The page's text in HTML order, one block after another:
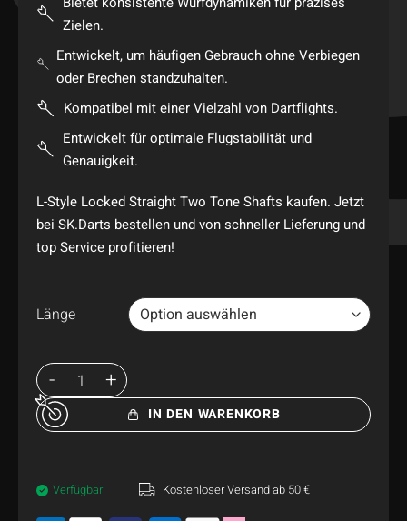
Zielen.
Entwickelt, um häufigen Gebrauch ohne Verbiegen
oder Brechen standzuhalten.
Kompatibel mit einer Vielzahl von Dartflights.
Entwickelt für optimale Flugstabilität und
Genauigkeit.
L-Style Locked Straight Two Tone Shafts kaufen. Jetzt
bei SK.Darts bestellen und von schneller Lieferung und
top Service profitieren!
Länge
IN DEN WARENKORB
Verfügbar Kostenloser Versand ab 50 €